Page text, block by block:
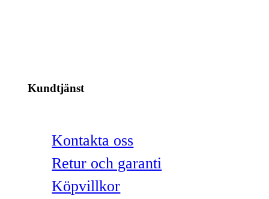
Kundtjänst
Kontakta oss
Retur och garanti
Köpvillkor